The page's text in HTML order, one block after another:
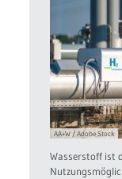
AA+W / Adobe Stock
Wasserstoff ist